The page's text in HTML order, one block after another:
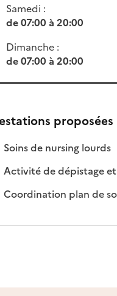
Samedi :
de 07:00 à 20:00
Dimanche :
de 07:00 à 20:00
proposées
Soins de nursing lourds
:
: non
Activité de dépistage
Coordination plan de :
: